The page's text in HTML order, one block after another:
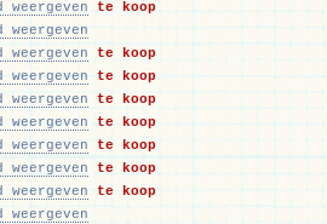
weergeven te koop
weergeven
weergeven te koop
weergeven te koop
weergeven te koop
weergeven te koop
weergeven te koop
weergeven te koop
weergeven te koop
weergeven